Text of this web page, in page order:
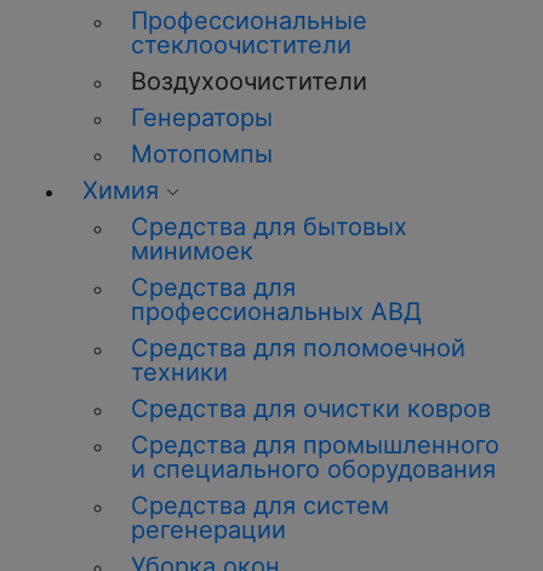
Профессиональные
стеклоочистители
Воздухоочистители
Генераторы
Мотопомпы
Химия
Средства для бытовых
минимоек
Средства для
профессиональных АВД
Средства для поломоечной
техники
Средства для очистки ковров
Средства для промышленного
и специального оборудования
Средства для систем
регенерации